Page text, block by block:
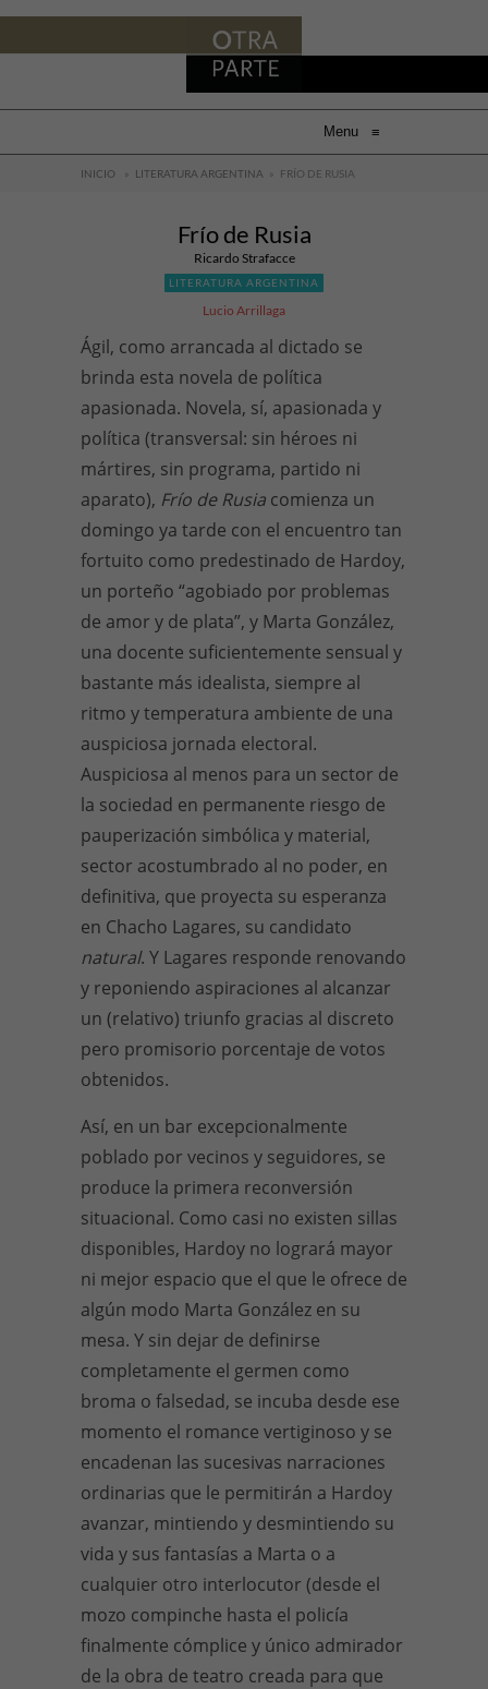
Menu ≡
INICIO » LITERATURA ARGENTINA » FRÍO DE RUSIA
Frío de Rusia
Ricardo Strafacce
LITERATURA ARGENTINA
Lucio Arrillaga
Ágil, como arrancada al dictado se
brinda esta novela de política
apasionada. Novela, sí, apasionada y
política (transversal: sin héroes ni
mártires, sin programa, partido ni
aparato), Frío de Rusia comienza un
domingo ya tarde con el encuentro tan
fortuito como predestinado de Hardoy,
un porteño “agobiado por problemas
de amor y de plata”, y Marta González,
una docente suficientemente sensual y
bastante más idealista, siempre al
ritmo y temperatura ambiente de una
auspiciosa jornada electoral.
Auspiciosa al menos para un sector de
la sociedad en permanente riesgo de
pauperización simbólica y material,
sector acostumbrado al no poder, en
definitiva, que proyecta su esperanza
en Chacho Lagares, su candidato
natural. Y Lagares responde renovando
y reponiendo aspiraciones al alcanzar
un (relativo) triunfo gracias al discreto
pero promisorio porcentaje de votos
obtenidos.
Así, en un bar excepcionalmente
poblado por vecinos y seguidores, se
produce la primera reconversión
situacional. Como casi no existen sillas
disponibles, Hardoy no logrará mayor
ni mejor espacio que el que le ofrece de
algún modo Marta González en su
mesa. Y sin dejar de definirse
completamente el germen como
broma o falsedad, se incuba desde ese
momento el romance vertiginoso y se
encadenan las sucesivas narraciones
ordinarias que le permitirán a Hardoy
avanzar, mintiendo y desmintiendo su
vida y sus fantasías a Marta o a
cualquier otro interlocutor (desde el
mozo compinche hasta el policía
finalmente cómplice y único admirador
de la obra de teatro creada para que